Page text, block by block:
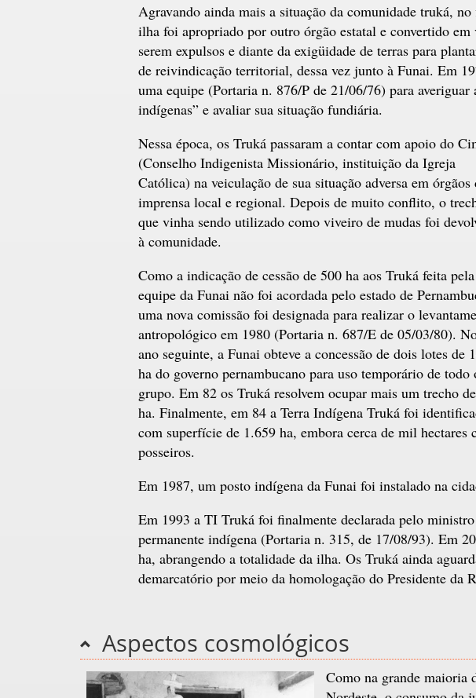
Agravando ainda mais a situação da comunidade truká,
ilha foi apropriado por outro órgão estatal e convertido
serem expulsos e diante da exigüidade de terras para
de reivindicação territorial, dessa vez junto à Funai. Em
uma equipe (Portaria n. 876/P de 21/06/76) para averiguar
indígenas” e avaliar sua situação fundiária.
Nessa época, os Truká passaram a contar com apoio do
(Conselho Indigenista Missionário, instituição da Igreja
Católica) na veiculação de sua situação adversa em órgãos
imprensa local e regional. Depois de muito conflito, o
que vinha sendo utilizado como viveiro de mudas foi
à comunidade.
Como a indicação de cessão de 500 ha aos Truká feita pela
equipe da Funai não foi acordada pelo estado de
uma nova comissão foi designada para realizar o
antropológico em 1980 (Portaria n. 687/E de 05/03/80).
ano seguinte, a Funai obteve a concessão de dois lotes de
ha do governo pernambucano para uso temporário de todo
grupo. Em 82 os Truká resolvem ocupar mais um trecho
ha. Finalmente, em 84 a Terra Indígena Truká foi
com superfície de 1.659 ha, embora cerca de mil hectares
posseiros.
Em 1987, um posto indígena da Funai foi instalado na
Em 1993 a TI Truká foi finalmente declarada pelo
permanente indígena (Portaria n. 315, de 17/08/93). Em
ha, abrangendo a totalidade da ilha. Os Truká ainda
demarcatório por meio da homologação do Presidente da
Aspectos cosmológicos
Como na grande maioria